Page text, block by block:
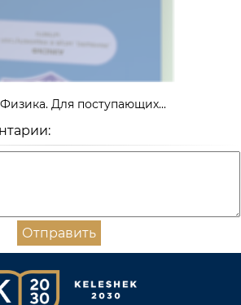
Для поступающих...
Отправить